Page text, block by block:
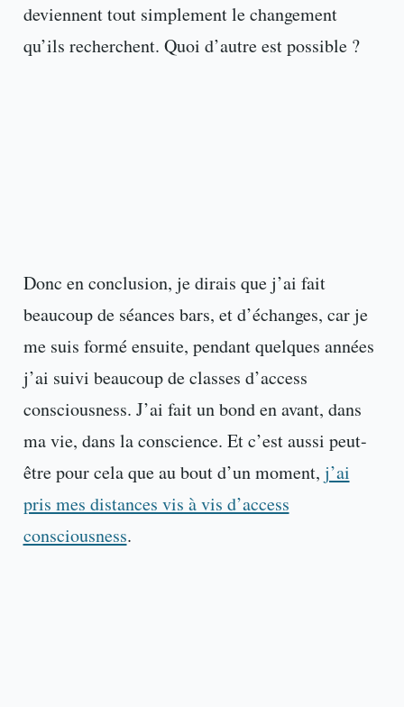
deviennent tout simplement le changement
qu’ils recherchent. Quoi d’autre est possible ?
Donc en conclusion, je dirais que j’ai fait
beaucoup de séances bars, et d’échanges, car je
me suis formé ensuite, pendant quelques années
j’ai suivi beaucoup de classes d’access
consciousness. J’ai fait un bond en avant, dans
ma vie, dans la conscience. Et c’est aussi peut-
être pour cela que au bout d’un moment, j’ai
pris mes distances vis à vis d’access
consciousness.